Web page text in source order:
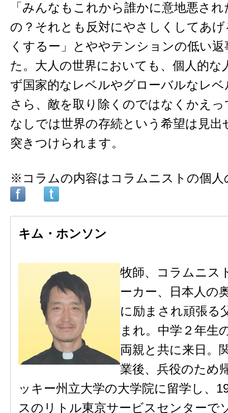
「みんなもこれから誰かに意地悪さ
の？それとも反対にやさしくしてあ
くするー」とややテンションの低い
た。大人の世界においても、個人的な
ず国家的なレベルやグローバルなレ
さら、敵を取り除くのではなくかえ
なしでは世界の存続という希望は見
突きつけられます。
※コラムの内容はコラムニストの個人
キム・ホンソン
牧師、コラムニス
ーカー、日本人の
に励まされ頑張る
まれ。中学２年生
両親と共に来日。
業後、兵役のため
ッキー州立大学の大学院に留学し、
スのリトル東京サービスセンターで